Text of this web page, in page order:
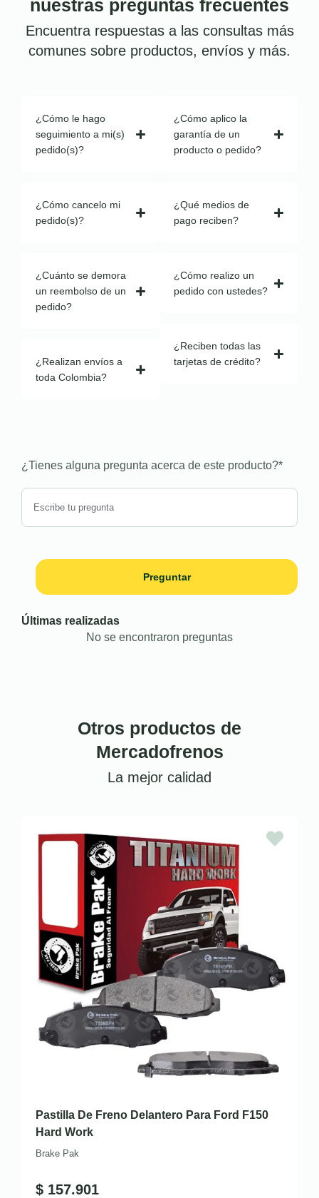
nuestras preguntas frecuentes
Encuentra respuestas a las consultas más
comunes sobre productos, envíos y más.
¿Cómo le hago
seguimiento a mi(s)
pedido(s)?
¿Cómo cancelo mi
pedido(s)?
¿Cuánto se demora
un reembolso de un
pedido?
¿Realizan envíos a
toda Colombia?
¿Cómo aplico la
garantía de un
producto o pedido?
¿Qué medios de
pago reciben?
¿Cómo realizo un
pedido con ustedes?
¿Reciben todas las
tarjetas de crédito?
¿Tienes alguna pregunta acerca de este producto?*
Preguntar
Últimas realizadas
No se encontraron preguntas
Otros productos de
Mercadofrenos
La mejor calidad
Pastilla De Freno Delantero Para Ford F150
Hard Work
Brake Pak
$ 157.901